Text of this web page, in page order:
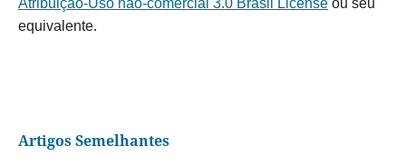
equivalente.
Artigos Semelhantes